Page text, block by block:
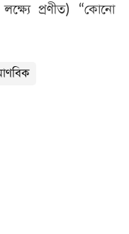
লক্ষ্যে প্রণীত) “কোনো